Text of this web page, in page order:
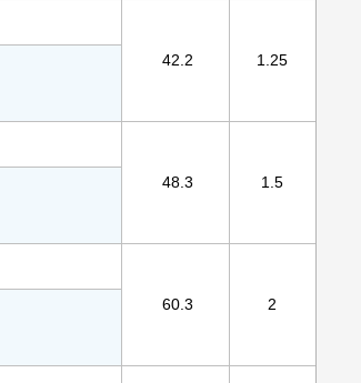
1.25
42.2
1.5
48.3
2
60.3